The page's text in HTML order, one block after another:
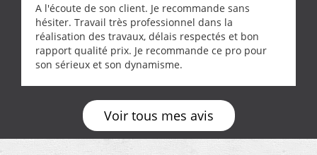
A l'écoute de son client. Je recommande sans
hésiter. Travail très professionnel dans la
réalisation des travaux, délais respectés et bon
rapport qualité prix. Je recommande ce pro pour
son sérieux et son dynamisme.
Voir tous mes avis